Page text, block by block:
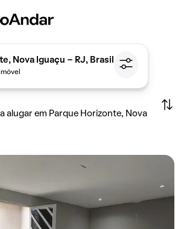
Nova Iguaçu - RJ, Brasil
alugar em Parque Horizonte, Nova